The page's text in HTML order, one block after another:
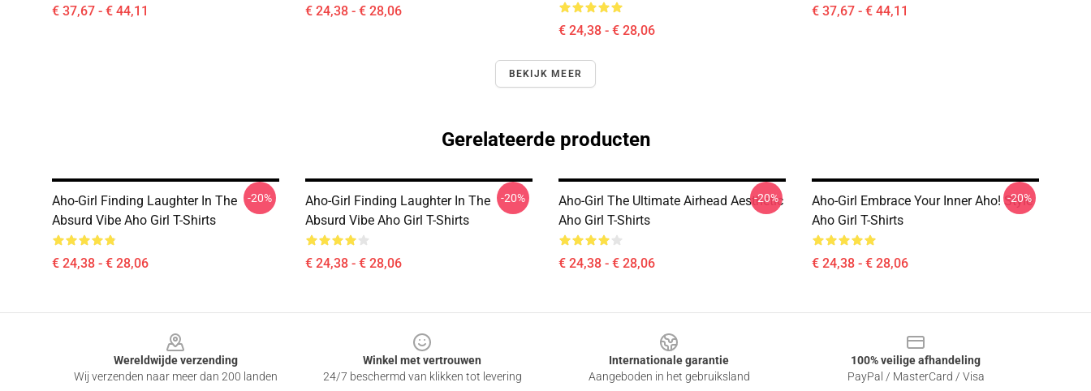
€ 37,67 - € 44,11 € 24,38 - € 28,06
€ 24,38 - € 28,06
€ 37,67 - € 44,11
BEKIJK MEER
Gerelateerde producten
Aho-Girl Finding Laughter In The
Absurd Vibe Aho Girl T-Shirts
€ 24,38 - € 28,06
-20%
Aho-Girl Finding Laughter In The
Absurd Vibe Aho Girl T-Shirts
€ 24,38 - € 28,06
-20%
Aho-Girl The Ultimate Airhead Aesthetic
Aho Girl T-Shirts
€ 24,38 - € 28,06
-20%
Aho-Girl Embrace Your Inner Aho! Style
Aho Girl T-Shirts
€ 24,38 - € 28,06
-20%
Wereldwijde verzending
Wij verzenden naar meer dan 200 landen
Winkel met vertrouwen
24/7 beschermd van klikken tot levering
Internationale garantie
Aangeboden in het gebruiksland
100% veilige afhandeling
PayPal / MasterCard / Visa